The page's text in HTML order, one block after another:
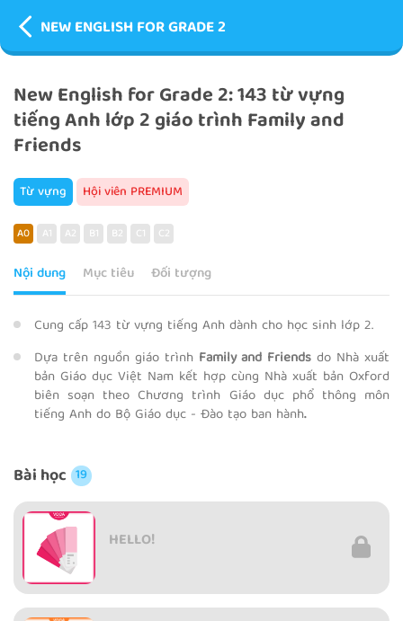
NEW ENGLISH FOR GRADE 2
New English for Grade 2: 143 từ vựng
tiếng Anh lớp 2 giáo trình Family and
Friends
Từ vựng Hội viên PREMIUM
A0 A1 A2 B1 B2 C1 C2
Nội dung Mục tiêu Đối tượng
Cung cấp 143 từ vựng tiếng Anh dành cho học sinh lớp 2.
Dựa trên nguồn giáo trình Family and Friends do Nhà xuất
bản Giáo dục Việt Nam kết hợp cùng Nhà xuất bản Oxford
biên soạn theo Chương trình Giáo dục phổ thông môn
tiếng Anh do Bộ Giáo dục - Đào tạo ban hành.
Bài học 19
HELLO!